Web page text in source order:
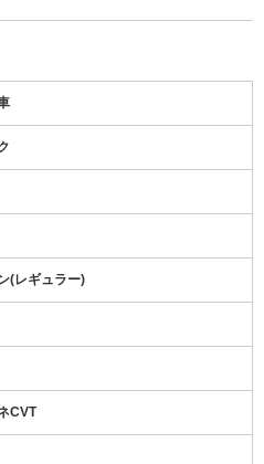
(レギュラー)
CVT